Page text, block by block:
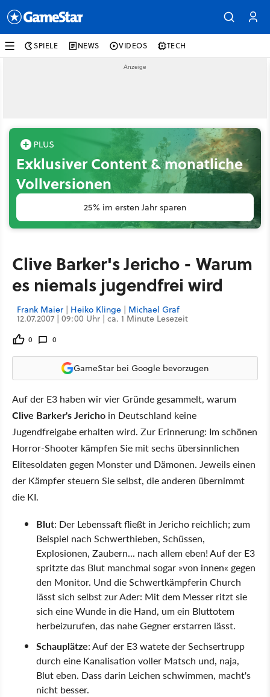
SPIELE NEWS VIDEOS TECH
Exklusiver Content & monatliche
Vollversionen
25% im ersten Jahr sparen
Clive Barker's Jericho - Warum
es niemals jugendfrei wird
Frank Maier | Heiko Klinge | Michael Graf
12.07.2007 | 09:00 Uhr | ca. 1 Minute Lesezeit
0 0
GameStar bei Google bevorzugen
Auf der E3 haben wir vier Gründe gesammelt, warum
Clive Barker's Jericho in Deutschland keine
Jugendfreigabe erhalten wird. Zur Erinnerung: Im schönen
Horror-Shooter kämpfen Sie mit sechs übersinnlichen
Elitesoldaten gegen Monster und Dämonen. Jeweils einen
der Kämpfer steuern Sie selbst, die anderen übernimmt
die KI.
Blut: Der Lebenssaft fließt in Jericho reichlich; zum
Beispiel nach Schwerthieben, Schüssen,
Explosionen, Zaubern... nach allem eben! Auf der E3
spritzte das Blut manchmal sogar »von innen« gegen
den Monitor. Und die Schwertkämpferin Church
lässt sich selbst zur Ader: Mit dem Messer ritzt sie
sich eine Wunde in die Hand, um ein Bluttotem
herbeizurufen, das nahe Gegner erstarren lässt.
Schauplätze: Auf der E3 watete der Sechsertrupp
durch eine Kanalisation voller Matsch und, naja,
Blut eben. Dass darin Leichen schwimmen, macht's
nicht besser.